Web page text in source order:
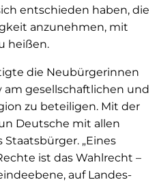
entschieden haben, die
anzunehmen, mit
heißen.
die Neubürgerinnen
gesellschaftlichen und
zu beteiligen. Mit der
Deutsche mit allen
„Eines
ist das Wahlrecht –
auf Landes-